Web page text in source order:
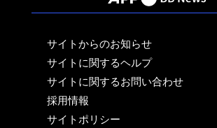
サイトからのお知らせ
サイトに関するヘルプ
サイトに関するお問い合わせ
採用情報
サイトポリシー